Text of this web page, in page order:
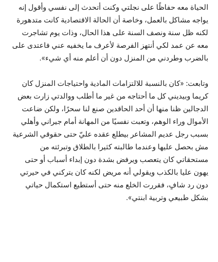
الحياة معه حفاظًا على نجلتي وكنت أتحدث إلى نفسي وأقول إنه
يواجه مشاكل بالعمل، وخاصة أن الحالة الاقتصادية كانت متدهورة
لكنه ظل سنة ونصف السنة على هذا الحال، وذات يوم تشاجرت
معه عن عمد لكي أنتهز الفرصة لأعرف ما يخفيه عني فاعتدى على
بالضرب وطردني من المنزل دون أن أعلم منه أي شيء».
وتابعت: «كان بالنسبة للالتزامات المادية واحتياجات المنزل كان
كريما وبيديني كل ما أحتاجه من غير ما أطلب ووالدتي زارت بعض
الدجالين ظنا منها أن أحد الحاقدين صنع لنا سحرًا، ولكن ضاعت
الأموال وراء الوهم، وتعبت نفسيًا من المهانة أمام جيراني وأهلي
بسبب رجل عديم المشاعر بيطلع عقده عليّ حتى حقوقي الشرعية
مش بحصل عليها وعندما طالبته كثيرا بالطلاق وتبرئته من
مستحقاتي كان يتعصب ويرفض بشدة دون إبداء أسباب أو حتى
يهون عليا بالكذب ويقولي أنه مريض لكنه كان يتركني في حيرتي
دون رد شافٍ، فقررت الخلع منه حتى أستطيع استكمال حياتي
بشكل طبيعي وتربية ابنتي».